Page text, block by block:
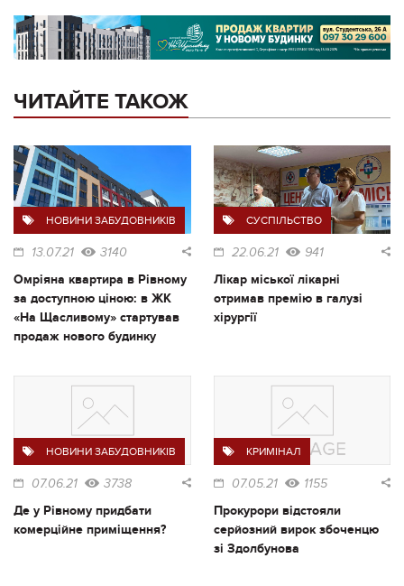
ЧИТАЙТЕ ТАКОЖ
НОВИНИ ЗАБУДОВНИКІВ
13.07.21 3140
Омріяна квартира в Рівному
за доступною ціною: в ЖК
«На Щасливому» стартував
продаж нового будинку
СУСПІЛЬСТВО
22.06.21 941
Лікар міської лікарні
отримав премію в галузі
хірургії
НОВИНИ ЗАБУДОВНИКІВ
07.06.21 3738
Де у Рівному придбати
комерційне приміщення?
КРИМІНАЛ
07.05.21 1155
Прокурори відстояли
серйозний вирок збоченцю
зі Здолбунова